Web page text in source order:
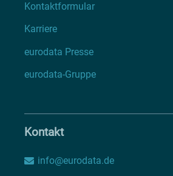
Kontaktformular
Karriere
eurodata Presse
eurodata-Gruppe
Kontakt
info@eurodata.de